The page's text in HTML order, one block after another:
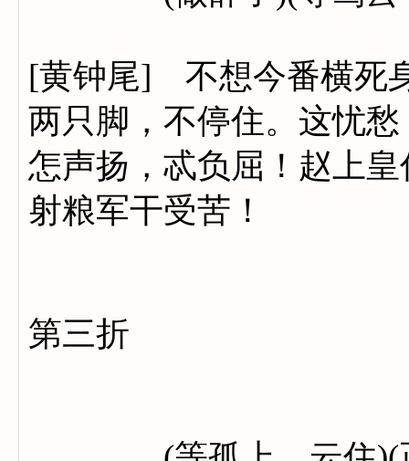
[黄钟尾] 不想今番横死
两只脚，不停住。这忧
怎声扬，忒负屈！赵上
射粮军干受苦！
第三折